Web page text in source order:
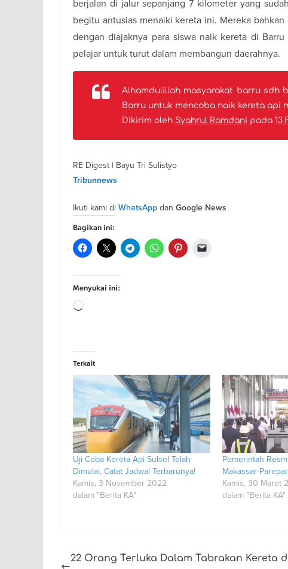
berjalan di jalur sepanjang 7 kilometer yang
begitu antusias menaiki kereta ini. Mereka
dengan diajaknya para siswa naik kereta di
pelajar untuk turut dalam membangun daerahnya.
Alhamdulillah masyarakat barru sdh
Barru untuk mencoba naik kereta api
Dikirim oleh Syahrul Ramdani pada 13
RE Digest | Bayu Tri Sulistyo
Tribunnews
Ikuti kami di WhatsApp dan Google News
Bagikan ini:
Menyukai ini:
Memuat...
Terkait
Uji Coba Kereta Api Sulsel Telah
Dimulai, Catat Jadwal Terbarunya!
Kamis, 3 November 2022
dalam "Berita KA"
Pemerintah
Makassar-
Kamis, 30 Maret
dalam "Berita KA"
22 Orang Terluka Dalam Tabrakan Kereta